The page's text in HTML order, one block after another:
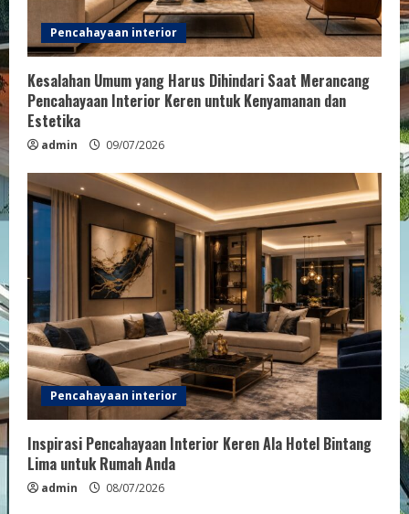
i
n
g
Pencahayaan interior
Kesalahan Umum yang Harus Dihindari Saat Merancang
Pencahayaan Interior Keren untuk Kenyamanan dan
Estetika
admin 09/07/2026
Pencahayaan interior
Inspirasi Pencahayaan Interior Keren Ala Hotel Bintang
Lima untuk Rumah Anda
admin 08/07/2026